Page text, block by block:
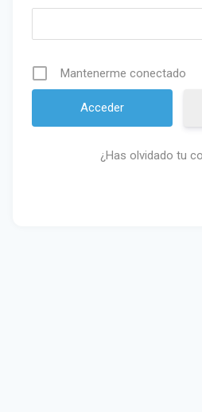
Mantenerme conectado
¿Has olvidado tu